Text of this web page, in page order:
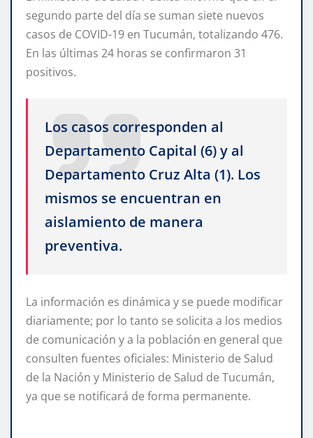
segundo parte del día se suman siete nuevos
casos de COVID-19 en Tucumán, totalizando 476.
En las últimas 24 horas se confirmaron 31
positivos.
Los casos corresponden al
Departamento Capital (6) y al
Departamento Cruz Alta (1). Los
mismos se encuentran en
aislamiento de manera
preventiva.
La información es dinámica y se puede modificar
diariamente; por lo tanto se solicita a los medios
de comunicación y a la población en general que
consulten fuentes oficiales: Ministerio de Salud
de la Nación y Ministerio de Salud de Tucumán,
ya que se notificará de forma permanente.